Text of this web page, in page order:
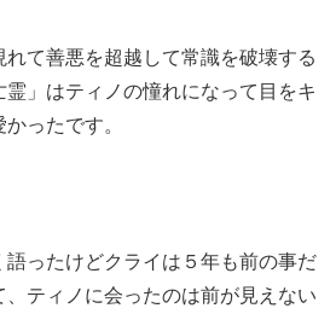
て善悪を超越して常識を破壊する
」はティノの憧れになって目をキ
ったです。
語ったけどクライは５年も前の事だ
、ティノに会ったのは前が見えない